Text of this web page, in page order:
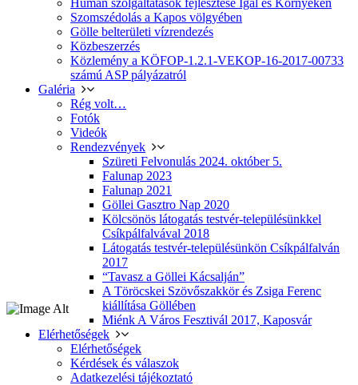
Humán szolgáltatások fejlesztése Igal és Környékén
Szomszédolás a Kapos völgyében
Gölle belterületi vízrendezés
Közbeszerzés
Közlemény a KÖFOP-1.2.1-VEKOP-16-2017-00733
számú ASP pályázatról
Galéria
Rég volt…
Fotók
Videók
Rendezvények
Szüreti Felvonulás 2024. október 5.
Falunap 2023
Falunap 2021
Göllei Gasztro Nap 2020
Kölcsönös látogatás testvér-településünkkel
Csíkpálfalvával 2018
Látogatás testvér-településünkön Csíkpálfalván
2017
“Tavasz a Göllei Kácsalján”
A Töröcskei Szövőszakkör és Zsiga Ferenc
kiállítása Göllében
Miénk A Város Fesztivál 2017, Kaposvár
Elérhetőségek
Elérhetőségek
Kérdések és válaszok
Adatkezelési tájékoztató